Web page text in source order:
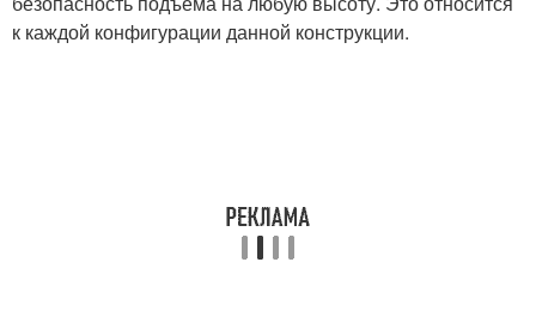
к каждой конфигурации данной конструкции.